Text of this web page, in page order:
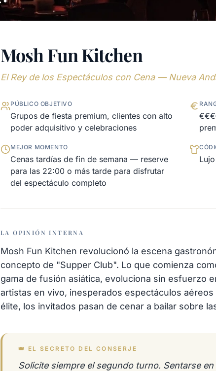
Mosh Fun Kitchen
El Rey de los Espectáculos con Cena — Nueva
PÚBLICO OBJETIVO
Grupos de fiesta premium, clientes con alto
poder adquisitivo y celebraciones
MEJOR MOMENTO
Cenas tardías de fin de semana — reserve
para las 22:00 o más tarde para disfrutar
del espectáculo completo
LA OPINIÓN INTERNA
Mosh Fun Kitchen revolucionó la escena
concepto de "Supper Club". Lo que comienza
gama de fusión asiática, evoluciona sin esfuerzo
artistas en vivo, inesperados espectáculos
élite, los invitados pasan de cenar a bailar sobre
👑 EL SECRETO DEL CONSERJE
Solicite siempre el segundo turno. Sentarse